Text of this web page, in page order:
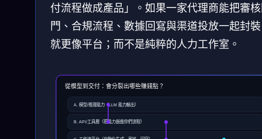
付流程做成產品」。如果一家代理商能把審
門、合規流程、數據回寫與渠道投放一起封
就更像平台；而不是純粹的人力工作室。
從模型到交付：會分裂出哪些賺錢點？
A. 模型/推理能力（LLM 能力輸出）
B. API/工具層（把能力嵌進你們流程）